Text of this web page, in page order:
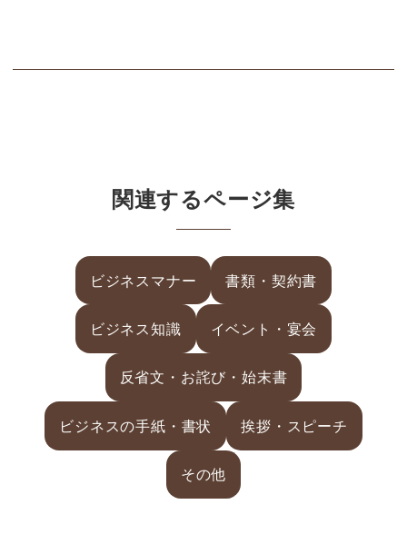
関連するページ集
ビジネスマナー 書類・契約書
ビジネス知識 イベント・宴会
反省文・お詫び・始末書
ビジネスの手紙・書状 挨拶・スピーチ
その他